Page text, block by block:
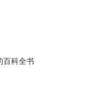
百科全书